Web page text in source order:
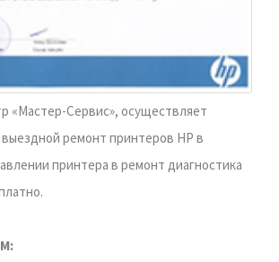
«Мастер-Сервис», осуществляет
ремонт принтеров HP в
принтера в ремонт диагностика